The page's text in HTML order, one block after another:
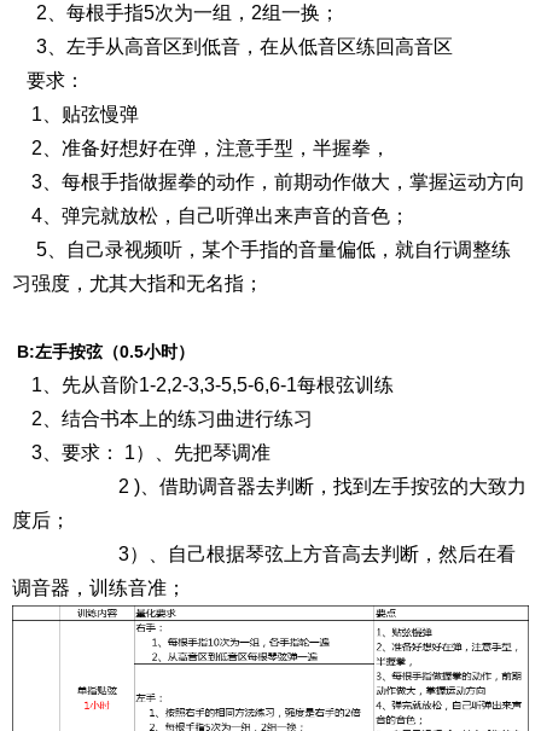
2、每根手指5次为一组，2组一换；
3、左手从高音区到低音，在从低音区练回高音区
要求：
1、贴弦慢弹
2、准备好想好在弹，注意手型，半握拳，
3、每根手指做握拳的动作，前期动作做大，掌握运动方向
4、弹完就放松，自己听弹出来声音的音色；
5、自己录视频听，某个手指的音量偏低，就自行调整练
习强度，尤其大指和无名指；
B:左手按弦（0.5小时）
1、先从音阶1-2,2-3,3-5,5-6,6-1每根弦训练
2、结合书本上的练习曲进行练习
3、要求： 1）、先把琴调准
2 )、借助调音器去判断，找到左手按弦的大致力
度后；
3）、自己根据琴弦上方音高去判断，然后在看
调音器，训练音准；